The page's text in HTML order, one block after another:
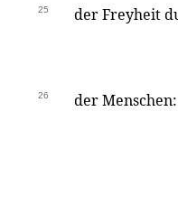
25 der Freyheit
26 der Menschen: